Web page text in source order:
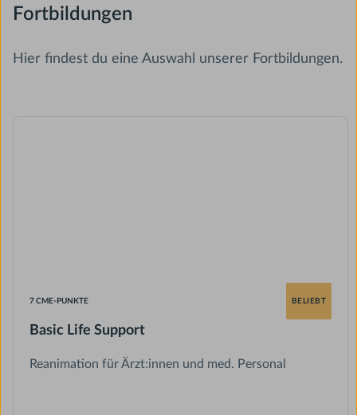
Fortbildungen
Hier findest du eine Auswahl unserer Fortbildungen.
7 CME-PUNKTE BELIEBT
Basic Life Support
Reanimation für Ärzt:innen und med. Personal